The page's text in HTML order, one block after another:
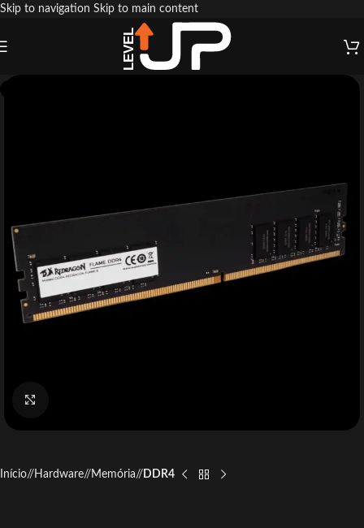
Skip to navigation Skip to main content
Início/ Hardware/ Memória/ DDR4